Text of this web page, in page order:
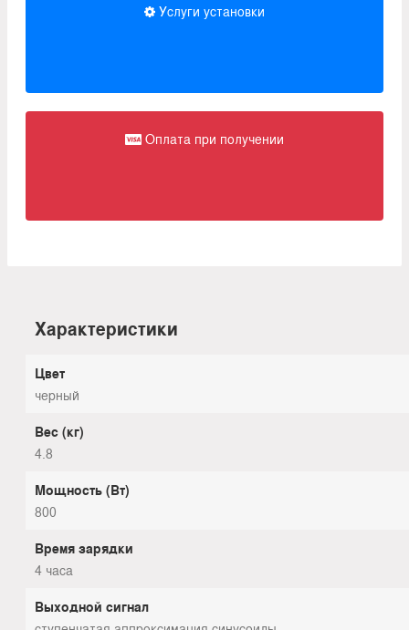
Услуги установки
Оплата при получении
Характеристики
Цвет
черный
Вес (кг)
4.8
Мощность (Вт)
800
Время зарядки
4 часа
Выходной сигнал